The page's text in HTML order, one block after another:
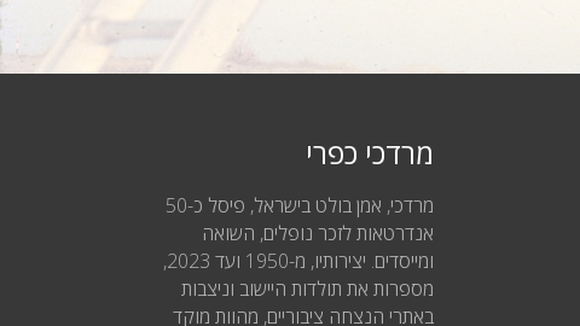
מרדכי כפרי
מרדכי, אמן בולט בישראל, פיסל כ-50
אנדרטאות לזכר נופלים, השואה
ומייסדים. יצירותיו, מ-1950 ועד 2023,
מספרות את תולדות היישוב וניצבות
באתרי הנצחה ציבוריים, מהוות מוקד